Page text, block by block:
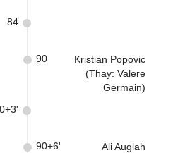
84
Kristian Popovic
(Thay: Valere
Germain)
90
Ali Auglah
90+6'